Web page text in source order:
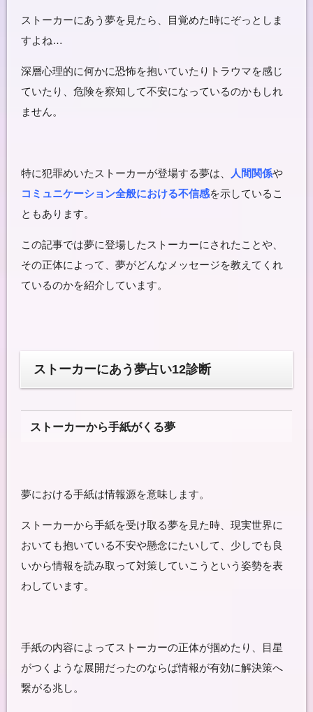
ストーカーにあう夢を見たら、目覚めた時にぞっとしま
すよね…
深層心理的に何かに恐怖を抱いていたりトラウマを感じ
ていたり、危険を察知して不安になっているのかもしれ
ません。
特に犯罪めいたストーカーが登場する夢は、 人間関係や
コミュニケーション全般における不信感を示しているこ
ともあります。
この記事では夢に登場したストーカーにされたことや、
その正体によって、夢がどんなメッセージを教えてくれ
ているのかを紹介しています。
ストーカーにあう夢占い12診断
ストーカーから手紙がくる夢
夢における手紙は情報源を意味します。
ストーカーから手紙を受け取る夢を見た時、現実世界に
おいても抱いている不安や懸念にたいして、少しでも良
いから情報を読み取って対策していこうという姿勢を表
わしています。
手紙の内容によってストーカーの正体が掴めたり、目星
がつくような展開だったのならば情報が有効に解決策へ
繋がる兆し。